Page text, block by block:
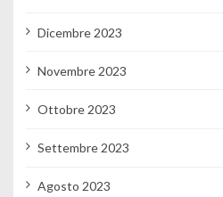
Dicembre 2023
Novembre 2023
Ottobre 2023
Settembre 2023
Agosto 2023